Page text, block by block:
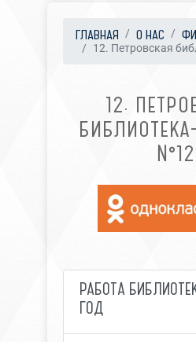
ГЛАВНАЯ О НАС
12. Петровская
12.
№12
РАБОТА
ГОД